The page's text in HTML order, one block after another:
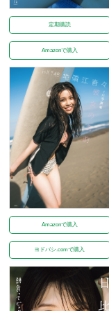
定期購読
Amazonで購入
Amazonで購入
ヨドバシ.comで購入